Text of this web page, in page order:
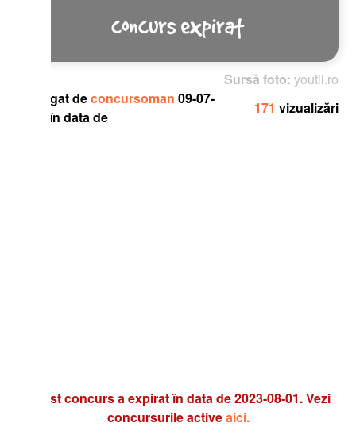
Sursă foto:youtil.ro
concursoman09-07-
data de
171 vizualizări
concurs a expirat în data de 2023-08-01. Vezi
concursurile activeaici.